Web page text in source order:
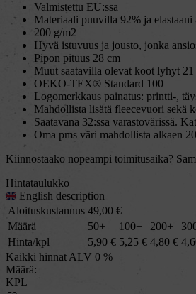
Valmistettu EU:ssa
Materiaali puuvilla 92% ja elastaani
200 g/m2
Hyvä istuvuus ja jousto, jonka
Pipon pituus 28 cm
Muut saatavilla olevat koot lyhyt
OEKO-TEX® Standard 100
Logomerkkaus painatus: printti-,
Mahdollista lisätä fleecevuori sekä
Saatavana 32:ssa varastovärissä.
Oma pms väri mahdollista alkaen
Kiinnostaako nopeampi toimitusaika?
Hintataulukko
English description
Aloituskustannus 49,00 €
Määrä
50+ 100+ 200+
Hinta/kpl
5,90 € 5,25 € 4,80 €
Kaikki hinnat ALV 0 %
Määrä:
KPL